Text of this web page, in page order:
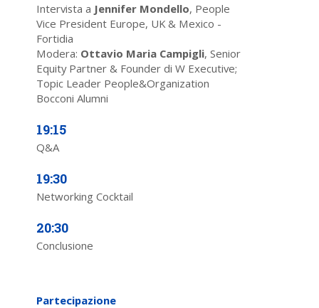
Intervista a Jennifer Mondello, People
Vice President Europe, UK & Mexico -
Fortidia
Modera: Ottavio Maria Campigli, Senior
Equity Partner & Founder di W Executive;
Topic Leader People&Organization
Bocconi Alumni
19:15
Q&A
19:30
Networking Cocktail
20:30
Conclusione
Partecipazione